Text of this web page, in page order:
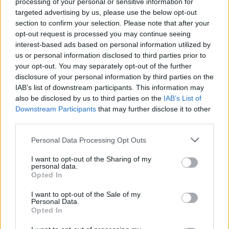
targeted advertising by us, please use the below opt-out
section to confirm your selection. Please note that after your
opt-out request is processed you may continue seeing
interest-based ads based on personal information utilized by
us or personal information disclosed to third parties prior to
your opt-out. You may separately opt-out of the further
disclosure of your personal information by third parties on the
IAB’s list of downstream participants. This information may
also be disclosed by us to third parties on the IAB’s List of
Downstream Participants that may further disclose it to other
Personal Data Processing Opt Outs
I want to opt-out of the Sharing of my
personal data.
Opted In
I want to opt-out of the Sale of my
Personal Data.
Opted In
Código de parada: 335
Cerrar
Cómo llegar hasta aquí
Código de parada: 337
Localizar parada en el plano
Cómo llegar hasta aquí
Código de parada: 339
Cerrar
Próxima Guagua
Localizar parada en el plano
Cómo llegar hasta aquí
Código de parada: 341
Cerrar
Ana Benítez, frente 42
Próxima Guagua
Localizar parada en el plano
Cómo llegar hasta aquí
Código de parada: 343
Cerrar
Ana Benítez, 7
Próxima Guagua
Localizar parada en el plano
Cómo llegar hasta aquí
Código de parada: 345
Pino Apolinario (Centro Cívico)
Próxima Guagua
Localizar parada en el plano
Cómo llegar hasta aquí
Código de parada: 515
Cerrar
Aconcagua (Colegio Casablanca III)
Próxima Guagua
Localizar parada en el plano
Cómo llegar hasta aquí
Código de parada: 517
Cerrar
Aconcagua, 38
Próxima Guagua
Cómo llegar hasta aquí
Código de parada: 621
Cerrar
Lomo de La Cruz
Cómo llegar hasta aquí
Cerrar
Lomo de La Cruz
Próxima Guagua
Orinoco